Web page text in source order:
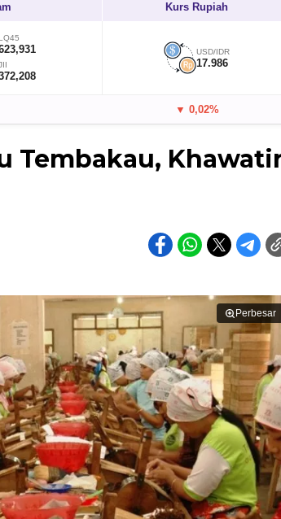
Kurs Rupiah
USD/IDR
17.986
▼ 0,02%
Tembakau,
Perbesar